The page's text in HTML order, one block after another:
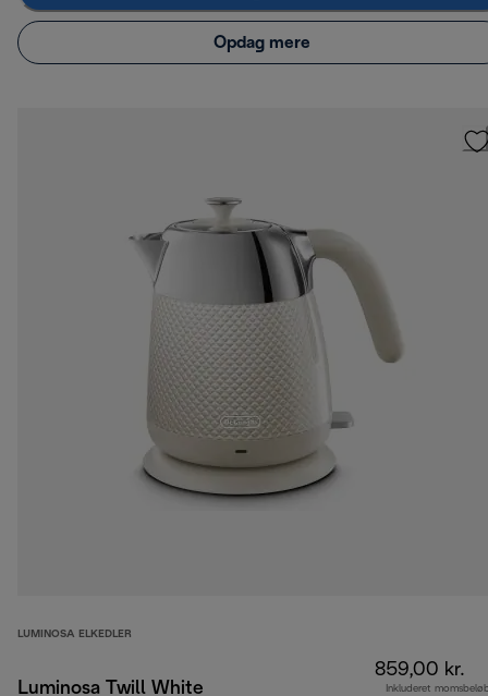
Opdag mere
LUMINOSA ELKEDLER
Luminosa Twill White
859,00 kr.
Inkluderet